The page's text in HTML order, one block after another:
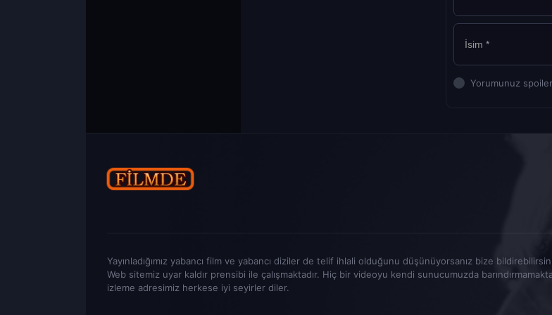
Yorumunuz
Yayınladığımız yabancı film ve yabancı diziler de telif ihlali olduğunu düşünüyorsanız bize
Web sitemiz uyar kaldır prensibi ile çalışmaktadır. Hiç bir videoyu kendi sunucumuzda
izleme adresimiz herkese iyi seyirler diler.